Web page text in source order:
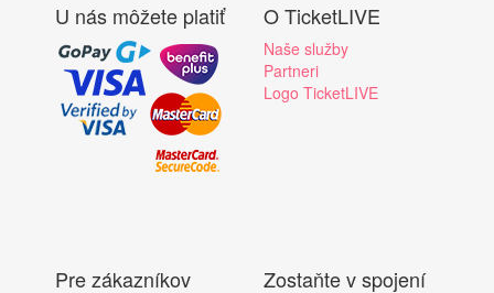
U nás môžete platiť O TicketLIVE
Naše služby
Partneri
Logo TicketLIVE
Pre zákazníkov Zostaňte v spojení